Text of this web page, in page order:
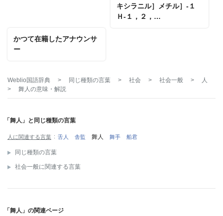
キシラニル］メチル］‐１
Ｈ‐１，２，…
かつて在籍したアナウンサ
ー
Weblio国語辞典 > 同じ種類の言葉 > 社会 > 社会一般 >
人
>
舞人の意味・解説
「舞人」と同じ種類の言葉
人に関連する言葉 舌人 舎監 舞人 舞手 船君
同じ種類の言葉
社会一般に関連する言葉
「舞人」の関連ページ